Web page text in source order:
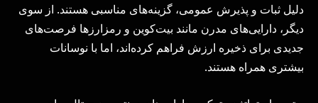
دلیل ثبات و پذیرش عمومی، گزینه‌های مناسبی هستند. از سوی
دیگر، دارایی‌های مدرن مانند بیت‌کوین و رمزارزها فرصت‌های
جدیدی برای ذخیره ارزش فراهم کرده‌اند، اما با نوسانات
بیشتری همراه هستند.